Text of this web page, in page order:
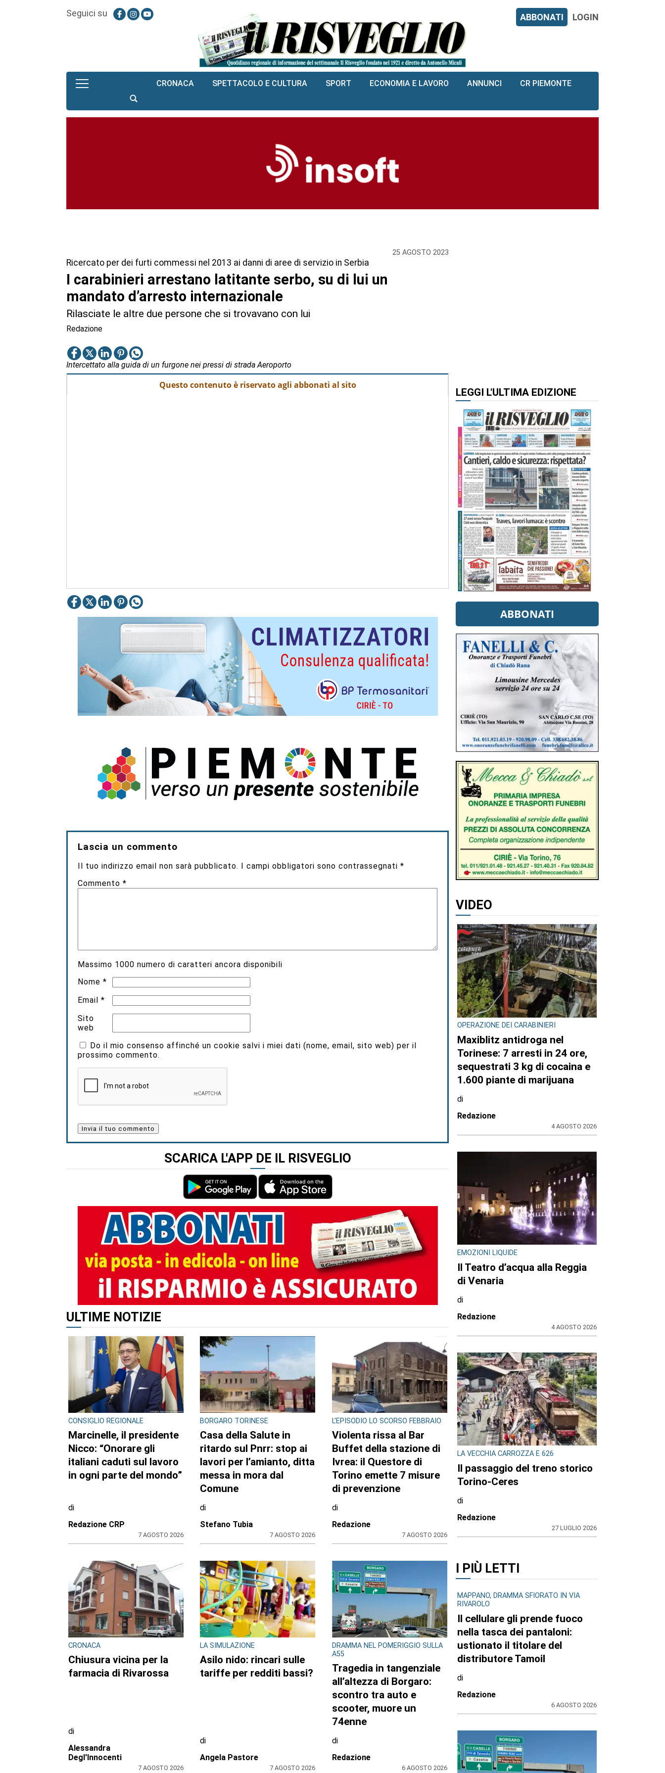
Seguici su ABBONATI LOGIN
CRONACA SPETTACOLO E CULTURA SPORT ECONOMIA E LAVORO ANNUNCI CR PIEMONTE
25 AGOSTO 2023
Ricercato per dei furti commessi nel 2013 ai danni di aree di servizio in Serbia
I carabinieri arrestano latitante serbo, su di lui un
mandato d’arresto internazionale
Rilasciate le altre due persone che si trovavano con lui
Redazione
Intercettato alla guida di un furgone nei pressi di strada Aeroporto
Questo contenuto è riservato agli abbonati al sito
Lascia un commento
Il tuo indirizzo email non sarà pubblicato. I campi obbligatori sono contrassegnati*
Commento*
Massimo 1000 numero di caratteri ancora disponibili
Nome*
Email*
Sito
web
Do il mio consenso affinché un cookie salvi i miei dati (nome, email, sito web) per il
prossimo commento.
SCARICA L'APP DE IL RISVEGLIO
ALTRI ARTICOLI DI QUESTO AUTORE
CRONACA
Bimba a rischio e
degrado sulla
provinciale: la svolta.
portate in una località
di
Redazione
7 AGOSTO 2026
CONTRASTO ALLO SPACCIO DI
DROGA
Scaglia il monopattino
contro la volante e finge
di essere minorenne:
20enne con 30 dosi di
crack
di
Redazione
7 AGOSTO 2026
MAXI SEQUESTRO DI
STUPEFACENTE
Nelle camere da letto un
market della droga: 33
chili di hashish sotto il
letto e nel frigo.
Arrestato 24enne
di
Redazione
ULTIME NOTIZIE
Nicco: “Onorare gli
italiani caduti sul lavoro
in ogni parte del mondo”
lavori per l’amianto, ditta
messa in mora dal
Violenta rissa al Bar
Ivrea: il Questore di
Torino emette 7 misure
LEGGI L'ULTIMA EDIZIONE
ABBONATI
VIDEO
OPERAZIONE DEI CARABINIERI
Maxiblitz antidroga nel
Torinese: 7 arresti in 24 ore,
sequestrati 3 kg di cocaina e
1.600 piante di marijuana
di
Redazione
4 AGOSTO 2026
EMOZIONI LIQUIDE
Il Teatro d’acqua alla Reggia
di Venaria
di
Redazione
4 AGOSTO 2026
LA VECCHIA CARROZZA E 626
Il passaggio del treno storico
Torino-Ceres
di
Redazione
27 LUGLIO 2026
I PIÙ LETTI
MAPPANO, DRAMMA SFIORATO IN VIA
RIVAROLO
Il cellulare gli prende fuoco
nella tasca dei pantaloni:
ustionato il titolare del
distributore Tamoil
di
Redazione
6 AGOSTO 2026